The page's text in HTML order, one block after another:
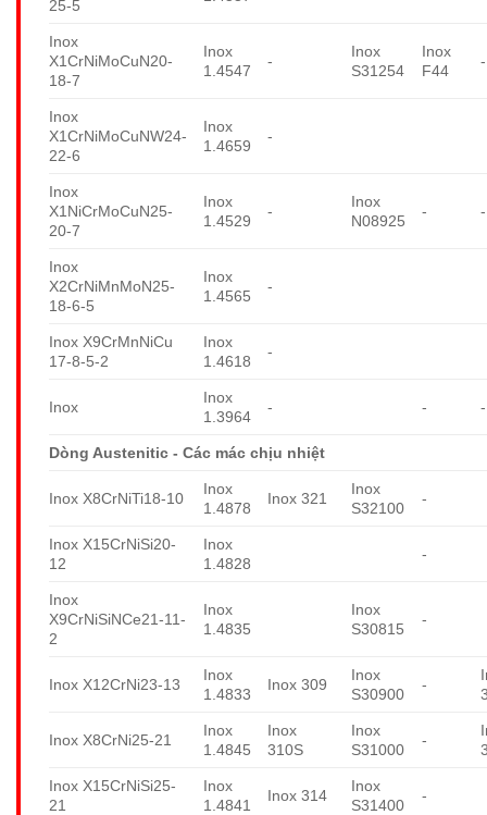
25-5
Inox
X1CrNiMoCuN20-
18-7
Inox
1.4547
-
Inox
S31254
Inox
F44
-
Inox
X1CrNiMoCuNW24-
22-6
Inox
1.4659
-
Inox
X1NiCrMoCuN25-
20-7
Inox
1.4529
-
Inox
N08925
- -
Inox
X2CrNiMnMoN25-
18-6-5
Inox
1.4565
-
Inox X9CrMnNiCu
17-8-5-2
Inox
1.4618
-
Inox
Inox
1.3964
- - -
Dòng Austenitic - Các mác chịu nhiệt
Inox X8CrNiTi18-10
Inox
1.4878
Inox 321
Inox
S32100
-
Inox X15CrNiSi20-
12
Inox
1.4828
-
Inox
X9CrNiSiNCe21-11-
2
Inox
1.4835
Inox
S30815
-
Inox X12CrNi23-13
Inox
1.4833
Inox 309
Inox
S30900
-
Inox X8CrNi25-21
Inox
1.4845
Inox
310S
Inox
S31000
-
Inox X15CrNiSi25-
21
Inox
1.4841
Inox 314
Inox
S31400
-